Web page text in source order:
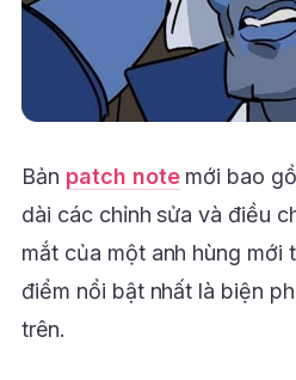
Bản patch notemới bao
dài các chỉnh sửa và điều
mắt của một anh hùng mới
điểm nổi bật nhất là biện
trên.